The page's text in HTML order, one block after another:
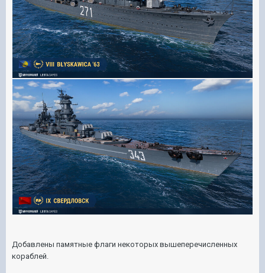
Добавлены памятные флаги некоторых вышеперечисленных
кораблей.